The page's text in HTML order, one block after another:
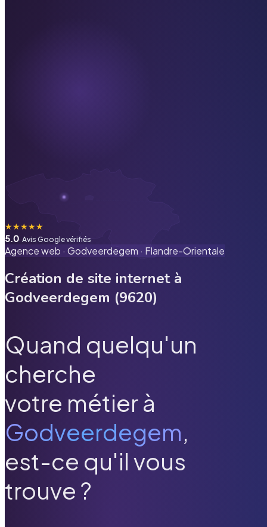
★★★★★
5.0· Avis Google vérifiés
Agence web · Godveerdegem · Flandre-Orientale
Création de site internet à
Godveerdegem (9620)
Quand quelqu'un
cherche
votre métier à
Godveerdegem,
est-ce qu'il vous
trouve ?